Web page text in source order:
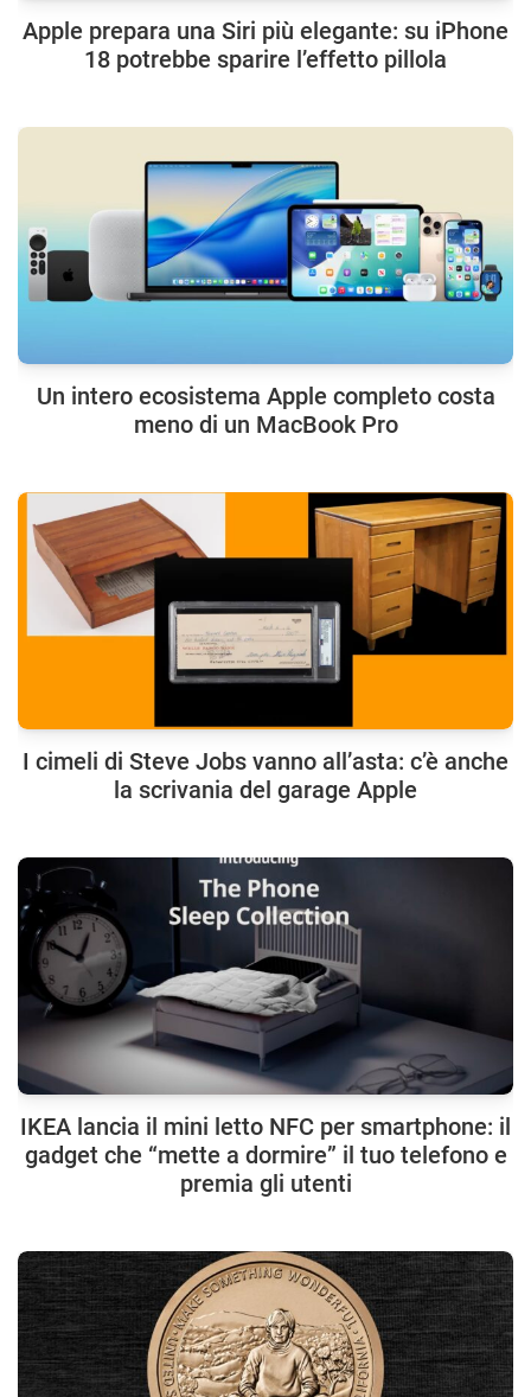
Apple prepara una Siri più elegante: su iPhone
18 potrebbe sparire l’effetto pillola
Un intero ecosistema Apple completo costa
meno di un MacBook Pro
I cimeli di Steve Jobs vanno all’asta: c’è anche
la scrivania del garage Apple
IKEA lancia il mini letto NFC per smartphone: il
gadget che “mette a dormire” il tuo telefono e
premia gli utenti